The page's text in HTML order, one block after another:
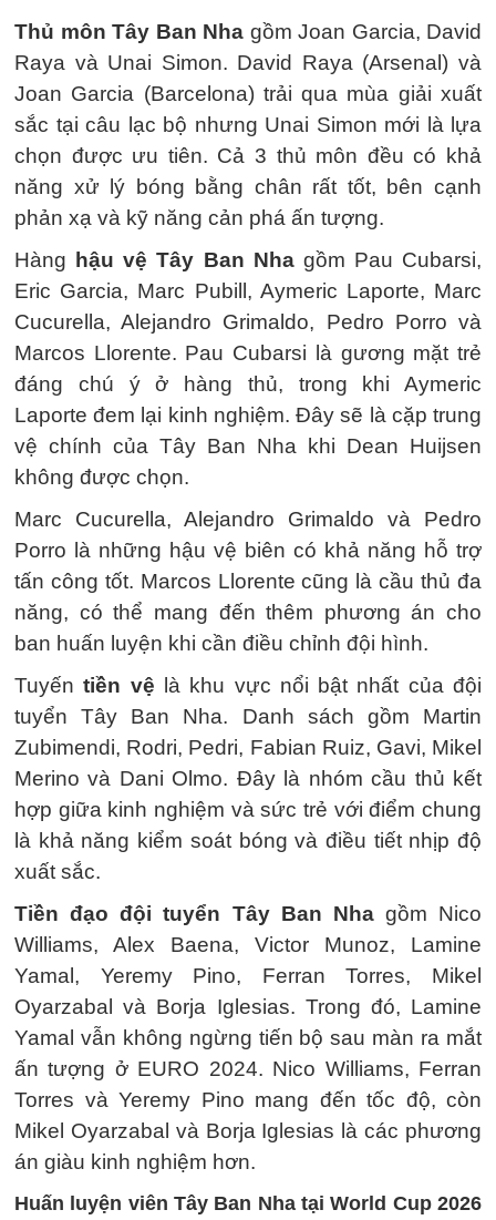
Thủ môn Tây Ban Nha gồm Joan Garcia, David
Raya và Unai Simon. David Raya (Arsenal) và
Joan Garcia (Barcelona) trải qua mùa giải xuất
sắc tại câu lạc bộ nhưng Unai Simon mới là lựa
chọn được ưu tiên. Cả 3 thủ môn đều có khả
năng xử lý bóng bằng chân rất tốt, bên cạnh
phản xạ và kỹ năng cản phá ấn tượng.
Hàng
hậu vệ Tây Ban Nhagồm Pau Cubarsi,
Eric Garcia, Marc Pubill, Aymeric Laporte, Marc
Cucurella, Alejandro Grimaldo, Pedro Porro và
Marcos Llorente. Pau Cubarsi là gương mặt trẻ
đáng chú ý ở hàng thủ, trong khi Aymeric
Laporte đem lại kinh nghiệm. Đây sẽ là cặp trung
vệ chính của Tây Ban Nha khi Dean Huijsen
không được chọn.
Marc Cucurella, Alejandro Grimaldo và Pedro
Porro là những hậu vệ biên có khả năng hỗ trợ
tấn công tốt. Marcos Llorente cũng là cầu thủ đa
năng, có thể mang đến thêm phương án cho
ban huấn luyện khi cần điều chỉnh đội hình.
Tuyếntiền vệ là khu vực nổi bật nhất của đội
tuyển Tây Ban Nha. Danh sách gồm Martin
Zubimendi, Rodri, Pedri, Fabian Ruiz, Gavi, Mikel
Merino và Dani Olmo. Đây là nhóm cầu thủ kết
hợp giữa kinh nghiệm và sức trẻ với điểm chung
là khả năng kiểm soát bóng và điều tiết nhịp độ
xuất sắc.
Tiền đạo đội tuyển Tây Ban Nha gồm Nico
Williams, Alex Baena, Victor Munoz, Lamine
Yamal, Yeremy Pino, Ferran Torres, Mikel
Oyarzabal và Borja Iglesias. Trong đó, Lamine
Yamal vẫn không ngừng tiến bộ sau màn ra mắt
ấn tượng ở EURO 2024. Nico Williams, Ferran
Torres và Yeremy Pino mang đến tốc độ, còn
Mikel Oyarzabal và Borja Iglesias là các phương
án giàu kinh nghiệm hơn.
Huấn luyện viên Tây Ban Nha tại World Cup 2026